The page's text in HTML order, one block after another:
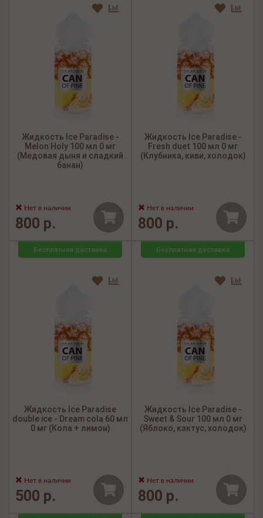
Жидкость Ice Paradise -
Melon Holy 100 мл 0 мг
(Медовая дыня и сладкий
банан)
Нет в наличии
800 р.
Жидкость Ice Paradise -
Fresh duet 100 мл 0 мг
(Клубника, киви, холодок)
Нет в наличии
800 р.
Бесплатная доставка
Жидкость Ice Paradise
double ice - Dream cola 60 мл
0 мг (Кола + лимон)
Нет в наличии
500 р.
Бесплатная доставка
Жидкость Ice Paradise -
Sweet & Sour 100 мл 0 мг
(Яблоко, кактус, холодок)
Нет в наличии
800 р.